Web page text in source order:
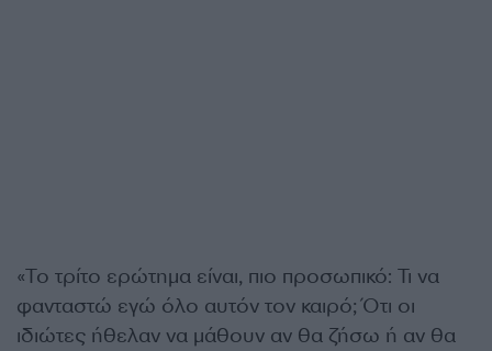
«Το τρίτο ερώτημα είναι, πιο προσωπικό: Τι να
φανταστώ εγώ όλο αυτόν τον καιρό; Ότι οι
ιδιώτες ήθελαν να μάθουν αν θα ζήσω ή αν θα